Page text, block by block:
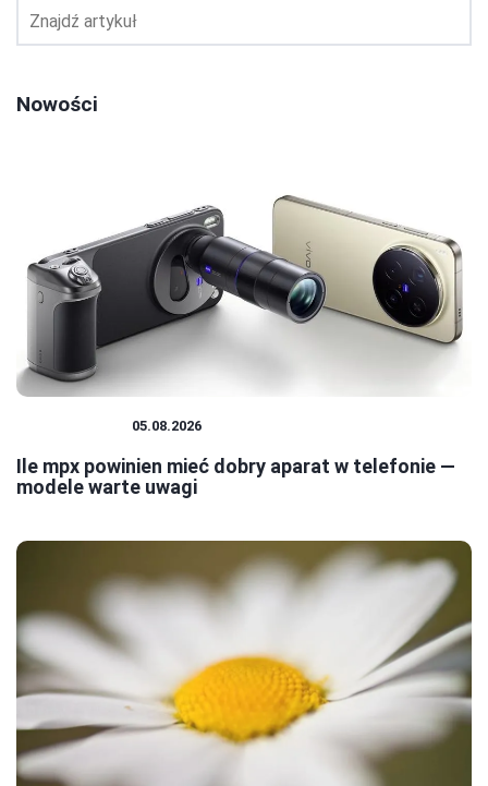
Nowości
05.08.2026
Ile mpx powinien mieć dobry aparat w telefonie —
modele warte uwagi